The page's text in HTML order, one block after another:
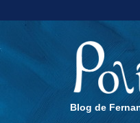
Blog de